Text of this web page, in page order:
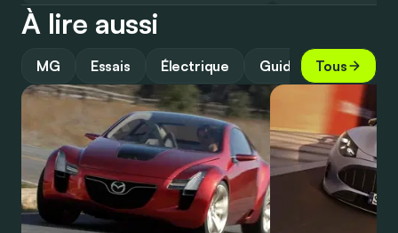
À lire aussi
MG Essais Électrique Guide Best of
Tous